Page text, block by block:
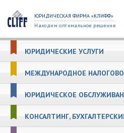
ЮРИДИЧЕСКАЯ ФИРМА «КЛИФФ»
Находим оптимальное решение
ЮРИДИЧЕСКИЕ УСЛУГИ
МЕЖДУНАРОДНОЕ
ЮРИДИЧЕСКОЕ
КОНСАЛТИНГ,